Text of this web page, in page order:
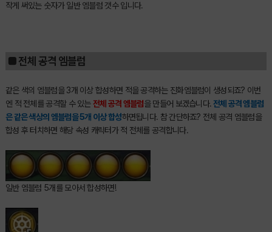
작게 써있는 숫자가 일반 엠블럼 갯수 입니다.
■ 전체 공격 엠블럼
같은 색의 엠블럼을 3개 이상 합성하면 적을 공격하는 진화엠블럼이 생성되죠? 이번
엔 적 전체를 공격할 수 있는전체 공격 엠블럼을 만들어 보겠습니다.전체 공격 엠블럼
은 같은 색상의 엠블럼을 5개 이상 합성하면됩니다. 참 간단하죠? 전체 공격 엠블럼을
합성 후 터치하면 해당 속성 캐릭터가 적 전체를 공격합니다.
일반 엠블럼 5개를 모아서 합성하면!